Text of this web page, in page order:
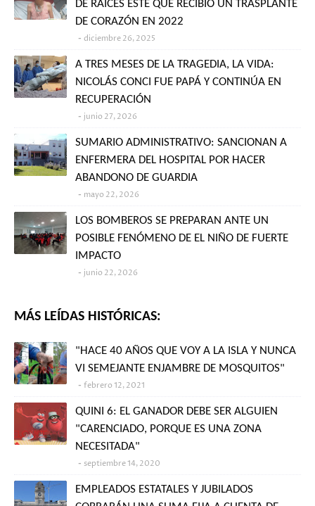
DE RAÍCES ESTE QUE RECIBIÓ UN TRASPLANTE
DE CORAZÓN EN 2022
diciembre 26, 2025
A TRES MESES DE LA TRAGEDIA, LA VIDA:
NICOLÁS CONCI FUE PAPÁ Y CONTINÚA EN
RECUPERACIÓN
junio 27, 2026
SUMARIO ADMINISTRATIVO: SANCIONAN A
ENFERMERA DEL HOSPITAL POR HACER
ABANDONO DE GUARDIA
mayo 22, 2026
LOS BOMBEROS SE PREPARAN ANTE UN
POSIBLE FENÓMENO DE EL NIÑO DE FUERTE
IMPACTO
junio 22, 2026
MÁS LEÍDAS HISTÓRICAS:
"HACE 40 AÑOS QUE VOY A LA ISLA Y NUNCA
VI SEMEJANTE ENJAMBRE DE MOSQUITOS"
febrero 12, 2021
QUINI 6: EL GANADOR DEBE SER ALGUIEN
"CARENCIADO, PORQUE ES UNA ZONA
NECESITADA"
septiembre 14, 2020
EMPLEADOS ESTATALES Y JUBILADOS